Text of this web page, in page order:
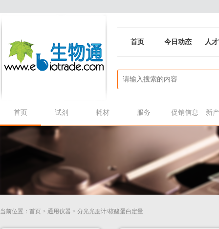
首页 今日动态 人
首页 试剂 耗材 服务 促销信息 新
当前位置： 首页 > 通用仪器 > 分光光度计/核酸蛋白定量